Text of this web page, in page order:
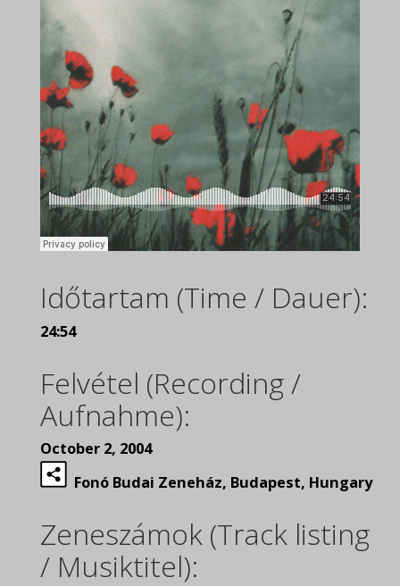
Időtartam (Time / Dauer):
24:54
Felvétel (Recording /
Aufnahme):
October 2, 2004
Fonó Budai Zeneház, Budapest, Hungary
Zeneszámok (Track listing
/ Musiktitel):